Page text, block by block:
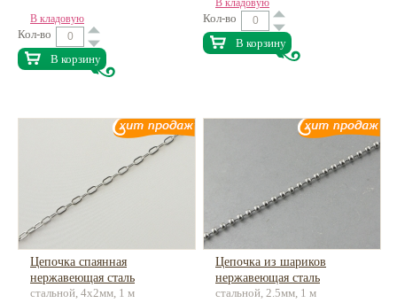
В кладовую
Кол-во
В корзину
В кладовую
Кол-во
В корзину
Цепочка спаянная
нержавеющая сталь
стальной, 4х2мм, 1 м
Цепочка из шариков
нержавеющая сталь
стальной, 2.5мм, 1 м